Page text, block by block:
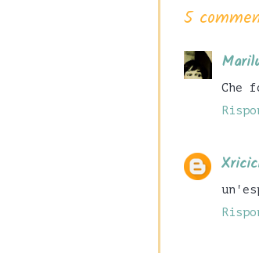
5
Che